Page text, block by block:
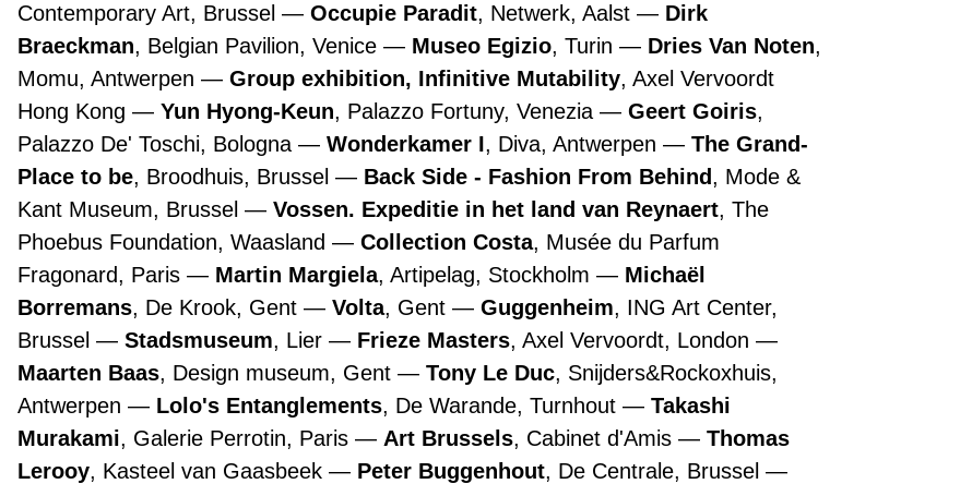
Contemporary Art, Brussel
Occupie Paradit, Netwerk, Aalst
Dirk
Braeckman, Belgian Pavilion, Venice Museo Egizio, Turin Dries Van Noten,
Momu, Antwerpen
Group exhibition, Infinitive Mutability, Axel Vervoordt
Hong Kong
Yun Hyong-Keun, Palazzo Fortuny, Venezia Geert Goiris,
Palazzo De' Toschi, Bologna
Wonderkamer I, Diva, Antwerpen
The Grand-
Place to be, Broodhuis, Brussel Back Side - Fashion From Behind, Mode &
Kant Museum, Brussel
Vossen. Expeditie in het land van Reynaert, The
Phoebus Foundation, Waasland
Collection Costa, Musée du Parfum
Fragonard, Paris
Martin Margiela, Artipelag, Stockholm
Michaël
Borremans, De Krook, Gent Volta, Gent Guggenheim, ING Art Center,
Brussel
Stadsmuseum, Lier Frieze Masters, Axel Vervoordt, London
Maarten Baas, Design museum, Gent Tony Le Duc, Snijders&Rockoxhuis,
Antwerpen
Lolo's Entanglements, De Warande, Turnhout
Takashi
Murakami, Galerie Perrotin, Paris Art Brussels, Cabinet d'Amis
Thomas
Lerooy, Kasteel van Gaasbeek Peter Buggenhout, De Centrale, Brussel